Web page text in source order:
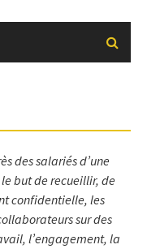
des salariés d’une
but de recueillir, de
confidentielle, les
sur des
l’engagement, la